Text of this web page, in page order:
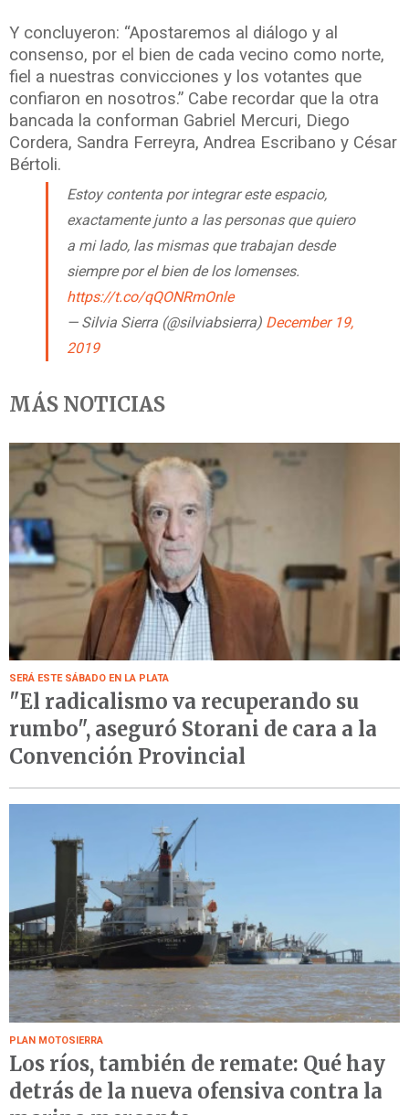
Y concluyeron: “Apostaremos al diálogo y al
consenso, por el bien de cada vecino como norte,
fiel a nuestras convicciones y los votantes que
confiaron en nosotros.” Cabe recordar que la otra
bancada la conforman Gabriel Mercuri, Diego
Cordera, Sandra Ferreyra, Andrea Escribano y César
Bértoli.
Estoy contenta por integrar este espacio,
exactamente junto a las personas que quiero
a mi lado, las mismas que trabajan desde
siempre por el bien de los lomenses.
https://t.co/qQONRmOnle
— Silvia Sierra (@silviabsierra) December 19,
2019
MÁS NOTICIAS
SERÁ ESTE SÁBADO EN LA PLATA
"El radicalismo va recuperando su
rumbo", aseguró Storani de cara a la
Convención Provincial
PLAN MOTOSIERRA
Los ríos, también de remate: Qué hay
detrás de la nueva ofensiva contra la